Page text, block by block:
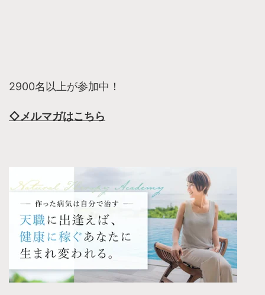
2900名以上が参加中！
◇メルマガはこちら